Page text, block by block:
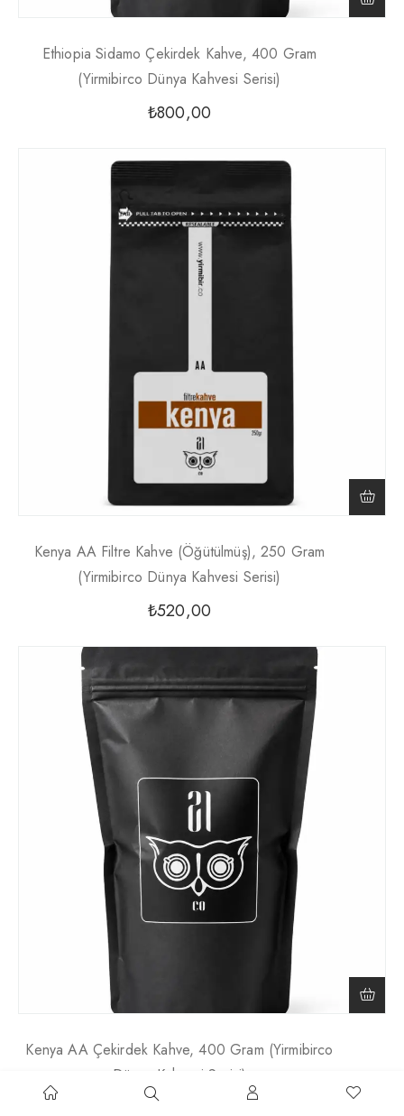
Ethiopia Sidamo Çekirdek Kahve, 400 Gram
(Yirmibirco Dünya Kahvesi Serisi)
₺800,00
Kenya AA Filtre Kahve (Öğütülmüş), 250 Gram
(Yirmibirco Dünya Kahvesi Serisi)
₺520,00
Kenya AA Çekirdek Kahve, 400 Gram (Yirmibirco
Dünya Kahvesi Serisi)
800,00